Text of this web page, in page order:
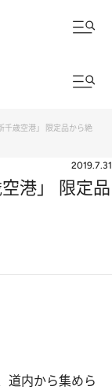
千歳空港」 限定品から絶
2019.7.31
港」 限定品
道内から集めら